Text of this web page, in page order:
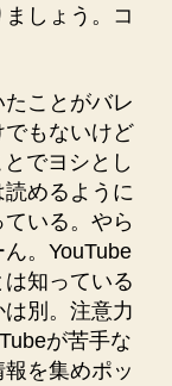
しょう。コ
ことがバレ
もないけど
でヨシとし
めるように
いる。やら
。YouTube
知っている
別。注意力
が苦手な
を集めポッ